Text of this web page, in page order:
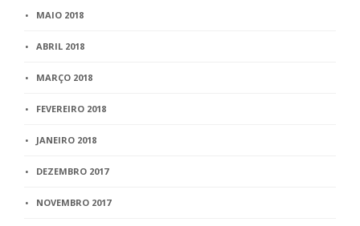
MAIO 2018
ABRIL 2018
MARÇO 2018
FEVEREIRO 2018
JANEIRO 2018
DEZEMBRO 2017
NOVEMBRO 2017